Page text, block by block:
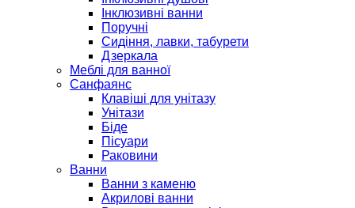
Інклюзивні ванни
Поручні
Сидіння, лавки, табурети
Дзеркала
Меблі для ванної
Санфаянс
Клавіші для унітазу
Унітази
Біде
Пісуари
Раковини
Ванни
Ванни з каменю
Акрилові ванни